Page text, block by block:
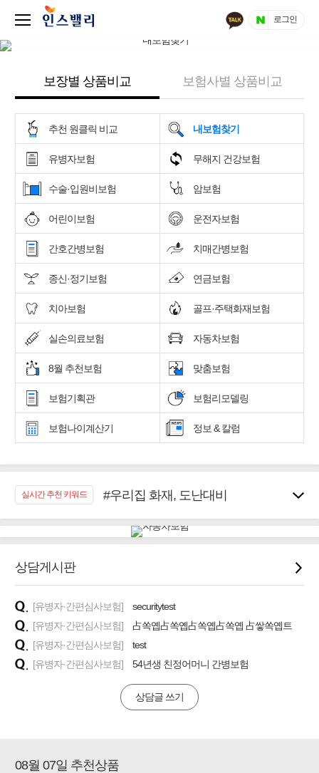
로그인
보장별 상품비교 보험사별 상품비교
추천 원클릭 비교 내보험찾기
유병자보험 무해지 건강보험
수술·입원비보험 암보험
어린이보험 운전자보험
간호간병보험 치매간병보험
종신·정기보험 연금보험
치아보험 골프·주택화재보험
실손의료보험 자동차보험
8월 추천보험 맞춤보험
보험기획관 보험리모델링
보험나이계산기 정보 & 칼럼
실시간 추천 키워드
#우리집 화재, 도난대비
#임플란트, 치아치료보장
#무해지 건강보험
#바뀌기전에 4세대 가입
#추천골프보험
상담게시판
[유병자·간편심사보험]
securitytest
[유병자·간편심사보험]
占쏙옙占쏙옙占쏙옙占쏙옙 占쌓쏙옙트
[유병자·간편심사보험]
test
[유병자·간편심사보험]
54년생 친정어머니 간병보험
상담글 쓰기
08월 07일 추천상품